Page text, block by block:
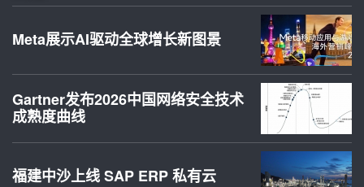
Meta展示AI驱动全球增长新图景
Gartner发布2026中国网络安全技术
成熟度曲线
福建中沙上线 SAP ERP 私有云